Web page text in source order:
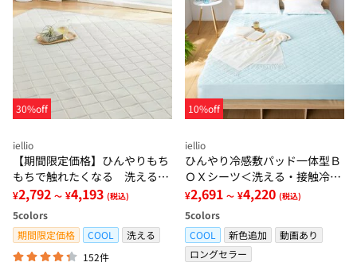
30%off
iellio
【期間限定価格】ひんやりもち
もちで触れたくなる 洗えるラ
グ＜低反発・滑りにくい・接触
冷感・防ダニ・カーペット＞
¥2,792 ～ ¥4,193 (税込)
5colors
期間限定価格
COOL
洗える
152件
10%off
iellio
ひんやり冷感敷パッド一体型Ｂ
ＯＸシーツ＜洗える・接触冷
感・抗菌防臭・時短・家事楽・
ボックスシーツ・寝苦しさ対策
＞
¥2,691 ～ ¥4,220 (税込)
5colors
COOL
新色追加
動画あり
ロングセラー